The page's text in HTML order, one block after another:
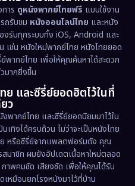
(61)
(227)
(36)
(374)
(338)
(9)
(57)
าร ดูหนังพากย์ไทยฟรี แบบใช้งาน
ถรับชม หนังออนไลน์ไทย และหนัง
งรับทุกระบบทั้ง iOS, Android และ
เช่น หนังใหม่พากย์ไทย หนังไทยยอด
ากย์ไทย เพื่อให้คุณค้นหาได้สะดวก
มากยิ่งขึ้น
และซีรี่ย์ยอดฮิตไว้ในที่
ว
งพากย์ไทย และซีรี่ย์ยอดนิยมมาไว้ใน
เทิงได้ครบถ้วน ไม่ว่าจะเป็นหนังไทย
หรือซีรี่ย์จากแพลตฟอร์มดัง คุณ
มาชิก ผมยังอัปเดตเนื้อหาใหม่ตลอด
าพคมชัด เสียงชัด เพื่อให้คุณได้รับ
หมือนยกโรงหนังมาไว้ที่บ้าน